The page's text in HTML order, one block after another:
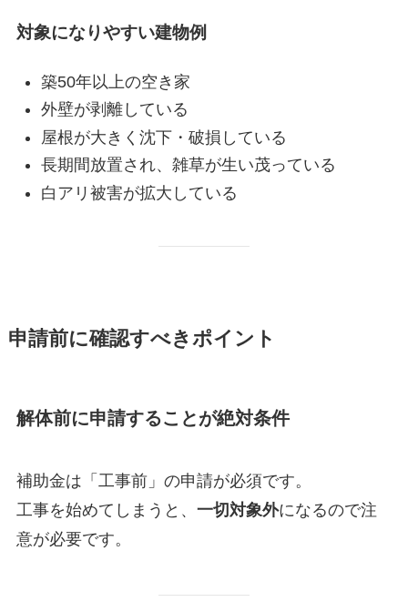
対象になりやすい建物例
築50年以上の空き家
外壁が剥離している
屋根が大きく沈下・破損している
長期間放置され、雑草が生い茂っている
白アリ被害が拡大している
申請前に確認すべきポイント
解体前に申請することが絶対条件
補助金は「工事前」の申請が必須です。
工事を始めてしまうと、 一切対象外になるので注
意が必要です。